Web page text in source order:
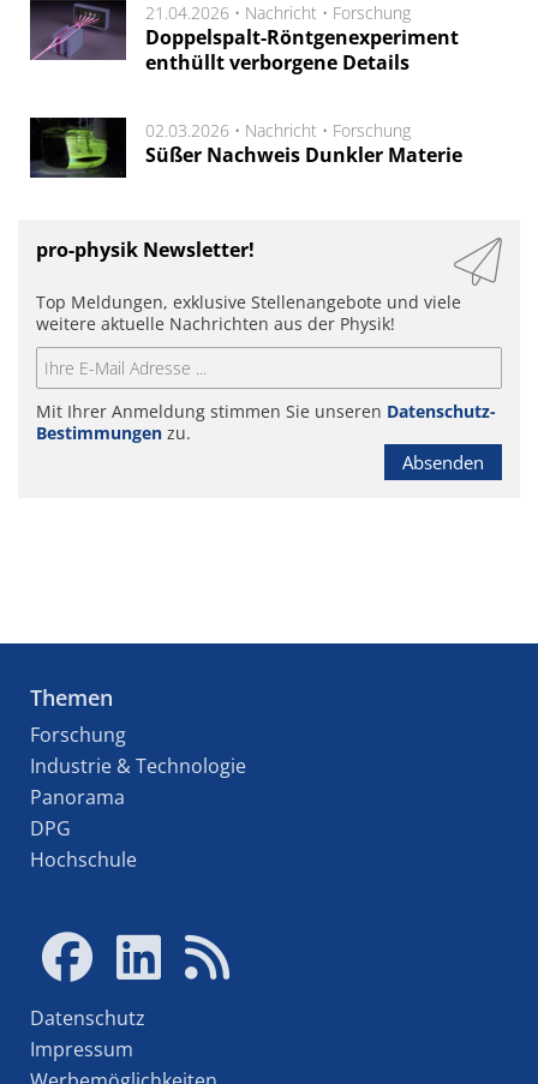
21.04.2026 • Nachricht • Forschung
Doppelspalt-Röntgenexperiment
enthüllt verborgene Details
02.03.2026 • Nachricht • Forschung
Süßer Nachweis Dunkler Materie
pro-physik Newsletter!
Top Meldungen, exklusive Stellenangebote und viele
weitere aktuelle Nachrichten aus der Physik!
Mit Ihrer Anmeldung stimmen Sie unseren Datenschutz-
Bestimmungen zu.
Absenden
Themen
Forschung
Industrie & Technologie
Panorama
DPG
Hochschule
Datenschutz
Impressum